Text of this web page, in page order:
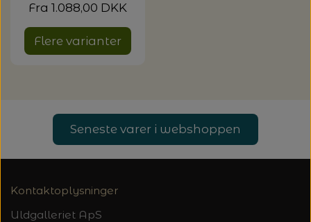
Fra 1.088,00 DKK
Flere varianter
Seneste varer i webshoppen
Kontaktoplysninger
Uldgalleriet ApS